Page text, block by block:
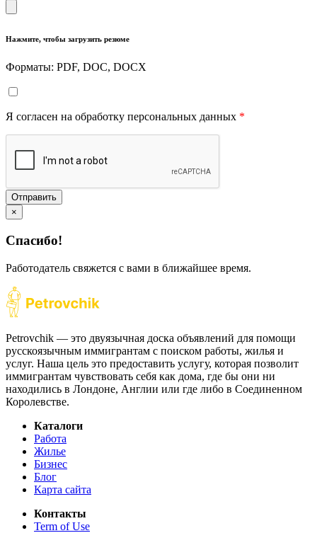
Нажмите, чтобы загрузить резюме
Форматы: PDF, DOC, DOCX
Я согласен на обработку персональных данных *
Отправить
×
Спасибо!
Работодатель свяжется с вами в ближайшее время.
Petrovchik — это двуязычная доска объявлений для помощи
русскоязычным иммигрантам с поиском работы, жилья и
услуг. Наша цель это предоставить услугу, которая позволит
иммигрантам чувствовать себя как дома, где бы они ни
находились в Лондоне, Англии или где либо в Соединенном
Королевстве.
Каталоги
Работа
Жилье
Бизнес
Блог
Карта сайта
Контакты
Term of Use